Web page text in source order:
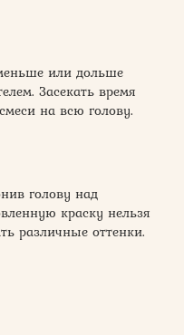
или дольше
Засекать время
на всю голову.
голову над
краску нельзя
различные оттенки.